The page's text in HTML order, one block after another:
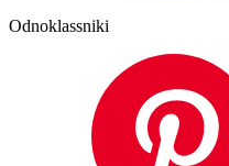
Odnoklassniki